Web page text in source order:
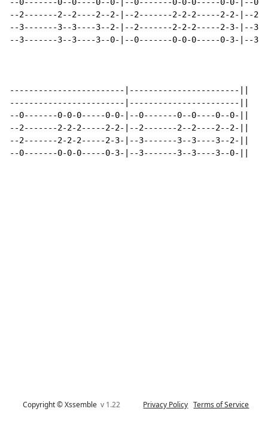
Copyright © Xssemblev 1.22 Privacy Policy Terms of Service